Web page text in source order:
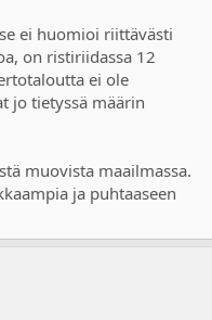
ei huomioi riittävästi
on ristiriidassa 12
ei ole
jo tietyssä määrin
muovista maailmassa.
ja puhtaaseen